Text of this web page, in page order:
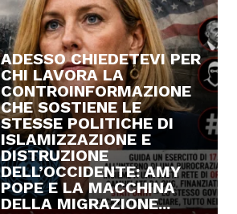
ADESSO CHIEDETEVI PER
CHI LAVORA LA
CONTROINFORMAZIONE
CHE SOSTIENE LE
STESSE POLITICHE DI
ISLAMIZZAZIONE E
DISTRUZIONE
DELL’OCCIDENTE: AMY
POPE E LA MACCHINA
DELLA MIGRAZIONE...